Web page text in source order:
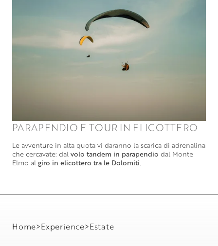
PARAPENDIO E TOUR IN ELICOTTERO
Le avventure in alta quota vi daranno la scarica di adrenalina
che cercavate: dal volo tandem in parapendio dal Monte
Elmo al giro in elicottero tra le Dolomiti.
Home>Experience>Estate